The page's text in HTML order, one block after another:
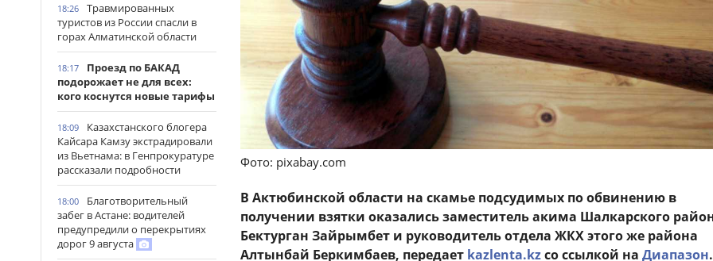
18:26
Травмированных
туристов из России спасли в
горах Алматинской области
18:17
Проезд по БАКАД
подорожает не для всех:
кого коснутся новые тарифы
18:09
Казахстанского блогера
Кайсара Камзу экстрадировали
из Вьетнама: в Генпрокуратуре
рассказали подробности
18:00
Благотворительный
забег в Астане: водителей
предупредили о перекрытиях
дорог 9 августа
Фото: pixabay.com
В Актюбинской области на скамье подсудимых по обвинению в
получении взятки оказались заместитель акима Шалкарского
Бектурган Зайрымбет и руководитель отдела ЖКХ этого же района
Алтынбай Беркимбаев, передает kazlenta.kzсо ссылкой на Диапазон.